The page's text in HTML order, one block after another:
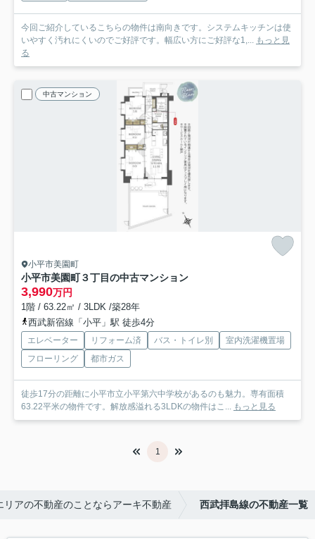
今回ご紹介しているこちらの物件は南向きです。システムキッチンは使
いやすく汚れにくいのでご好評です。幅広い方にご好評な1,... もっと見
る
中古マンション
小平市美園町
小平市美園町３丁目の中古マンション
3,990万円
1階 / 63.22㎡ / 3LDK /築28年
西武新宿線「小平」駅 徒歩4分
エレベーター リフォーム済 バス・トイレ別
室内洗濯機置場
フローリング
都市ガス
徒歩17分の距離に小平市立小平第六中学校があるのも魅力。専有面積
63.22平米の物件です。解放感溢れる3LDKの物件はこ... もっと見る
1
リアの不動産のことならアーキ不動産 西武拝島線の不動産一覧